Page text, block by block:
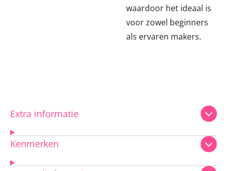
waardoor het ideaal is
voor zowel beginners
als ervaren makers.
Extra informatie
Kenmerken